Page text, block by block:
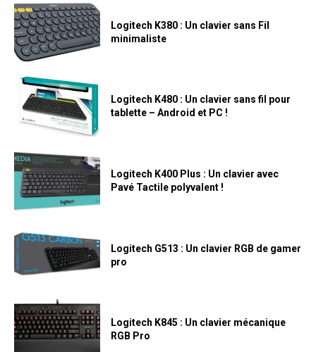
Logitech K380 : Un clavier sans Fil
minimaliste
Logitech K480 : Un clavier sans fil pour
tablette – Android et PC !
Logitech K400 Plus : Un clavier avec
Pavé Tactile polyvalent !
Logitech G513 : Un clavier RGB de gamer
pro
Logitech K845 : Un clavier mécanique
RGB Pro